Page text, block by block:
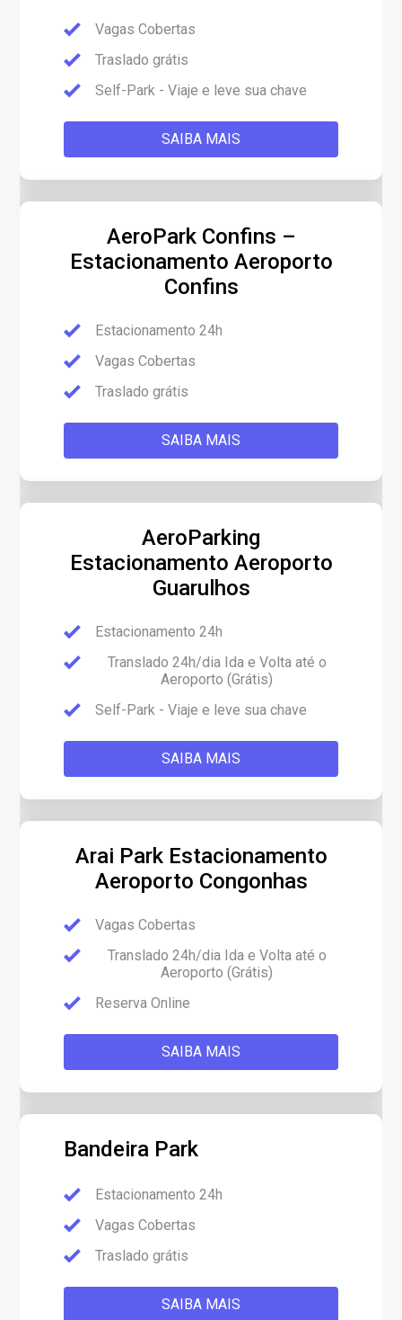
Vagas Cobertas
Traslado grátis
Self-Park - Viaje e leve sua chave
SAIBA MAIS
AeroPark Confins –
Estacionamento Aeroporto
Confins
Estacionamento 24h
Vagas Cobertas
Traslado grátis
SAIBA MAIS
AeroParking
Estacionamento Aeroporto
Guarulhos
Estacionamento 24h
Translado 24h/dia Ida e Volta até o
Aeroporto (Grátis)
Self-Park - Viaje e leve sua chave
SAIBA MAIS
Arai Park Estacionamento
Aeroporto Congonhas
Vagas Cobertas
Translado 24h/dia Ida e Volta até o
Aeroporto (Grátis)
Reserva Online
SAIBA MAIS
Bandeira Park
Estacionamento 24h
Vagas Cobertas
Traslado grátis
SAIBA MAIS